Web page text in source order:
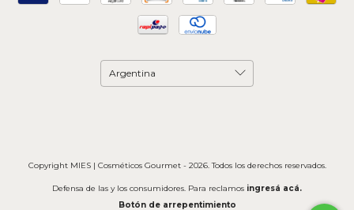
Copyright MIES | Cosméticos Gourmet - 2026. Todos los derechos reservados.
Defensa de las y los consumidores. Para reclamos ingresá acá.
Botón de arrepentimiento